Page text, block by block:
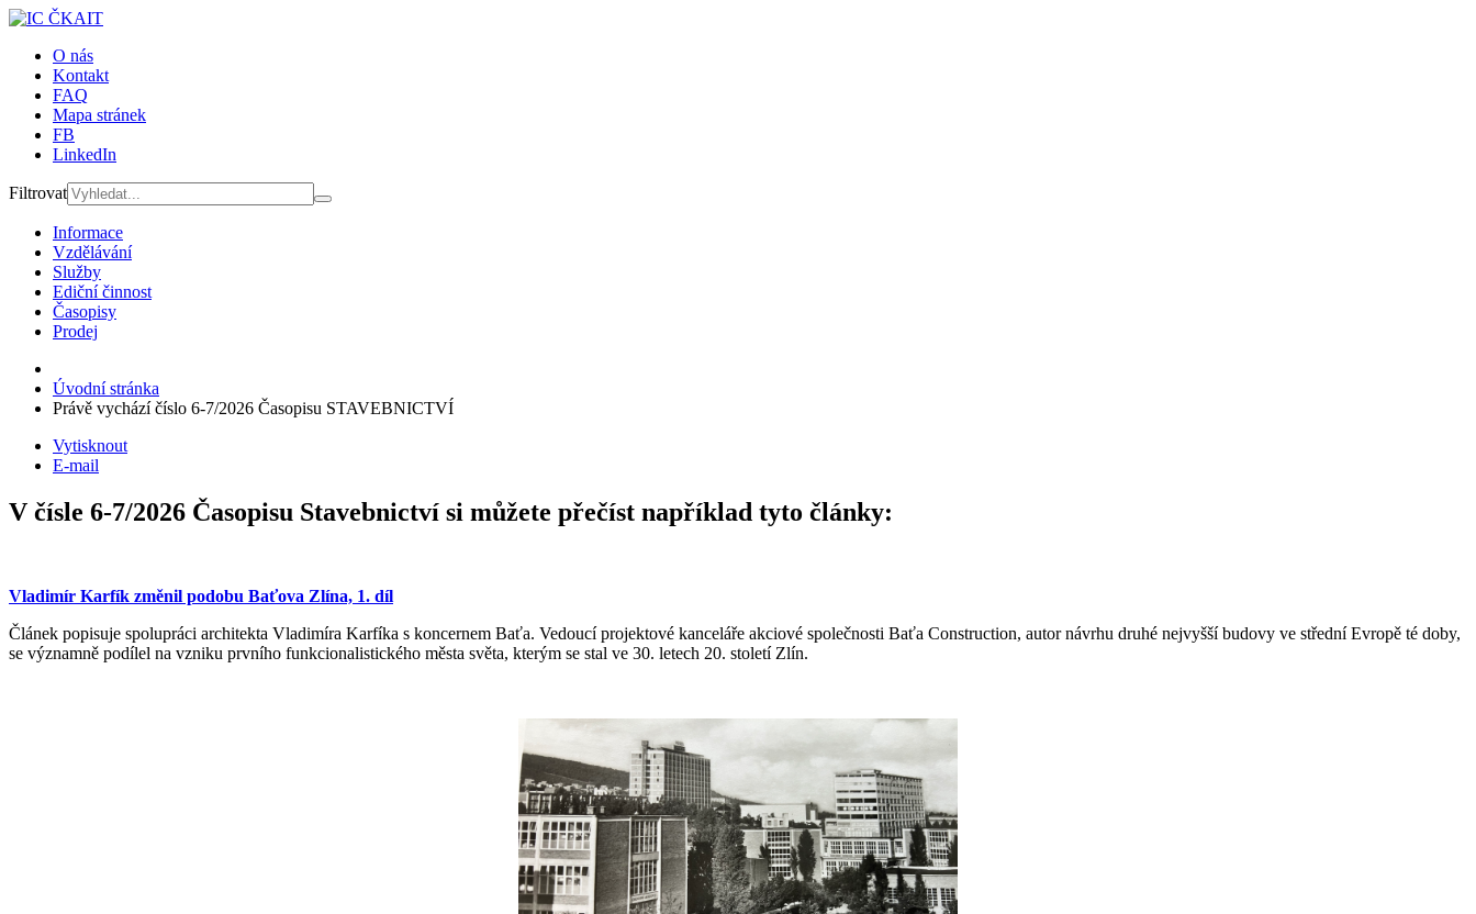
O nás
Kontakt
FAQ
Mapa stránek
FB
LinkedIn
Filtrovat
Informace
Vzdělávání
Služby
Ediční činnost
Časopisy
Prodej
Úvodní stránka
Právě vychází číslo 6-7/2026 Časopisu STAVEBNICTVÍ
Vytisknout
E-mail
V čísle 6-7/2026 Časopisu Stavebnictví si můžete přečíst například tyto články:
Vladimír Karfík změnil podobu Baťova Zlína, 1. díl
Článek popisuje spolupráci architekta Vladimíra Karfíka s koncernem Baťa. Vedoucí projektové kanceláře akciové společnosti Baťa Construction, autor návrhu druhé nejvyšší budovy ve střední Evropě té doby,
se významně podílel na vzniku prvního funkcionalistického města světa, kterým se stal ve 30. letech 20. století Zlín.